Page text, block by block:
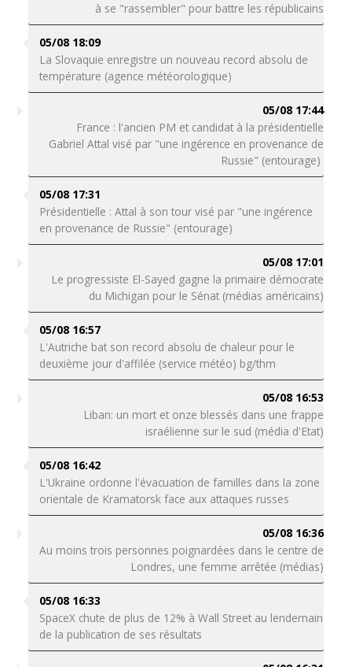
à se "rassembler" pour battre les républicains
05/08 18:09
La Slovaquie enregistre un nouveau record absolu de
température (agence météorologique)
05/08 17:44
France : l'ancien PM et candidat à la présidentielle
Gabriel Attal visé par "une ingérence en provenance de
Russie" (entourage)
05/08 17:31
Présidentielle : Attal à son tour visé par "une ingérence
en provenance de Russie" (entourage)
05/08 17:01
Le progressiste El-Sayed gagne la primaire démocrate
du Michigan pour le Sénat (médias américains)
05/08 16:57
L'Autriche bat son record absolu de chaleur pour le
deuxième jour d'affilée (service météo) bg/thm
05/08 16:53
Liban: un mort et onze blessés dans une frappe
israélienne sur le sud (média d'Etat)
05/08 16:42
L'Ukraine ordonne l'évacuation de familles dans la zone
orientale de Kramatorsk face aux attaques russes
05/08 16:36
Au moins trois personnes poignardées dans le centre de
Londres, une femme arrêtée (médias)
05/08 16:33
SpaceX chute de plus de 12% à Wall Street au lendemain
de la publication de ses résultats